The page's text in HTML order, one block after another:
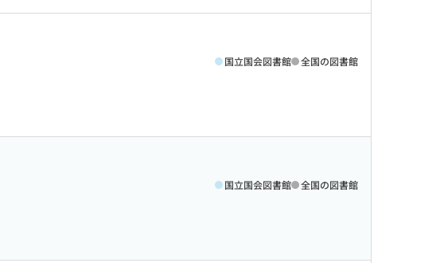
国立国会図書館 全国の図書館
国立国会図書館 全国の図書館